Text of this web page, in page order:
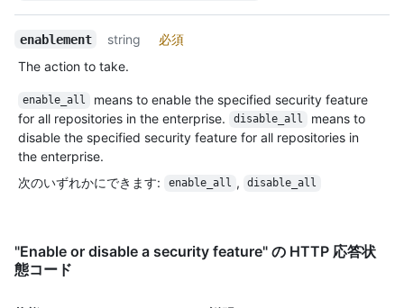
enablement string
必須
The action to take.
enable_all
means to enable the specified security feature
for all repositories in the enterprise.
disable_all
means to
disable the specified security feature for all repositories in
the enterprise.
次のいずれかにできます: enable_all , disable_all
"Enable or disable a security feature" の HTTP 応答状
態コード